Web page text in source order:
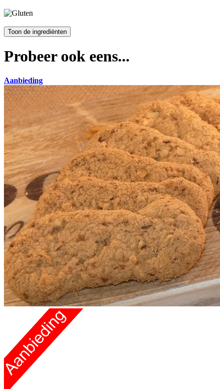
Probeer ook eens...
Aanbieding